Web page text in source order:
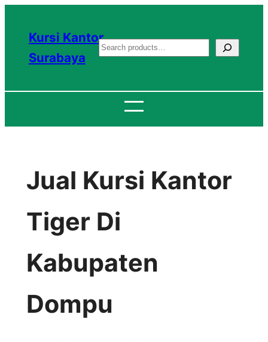
konten
Kursi Kantor
Surabaya
S
a
c
Jual Kursi Kantor
Tiger Di
Kabupaten
Dompu